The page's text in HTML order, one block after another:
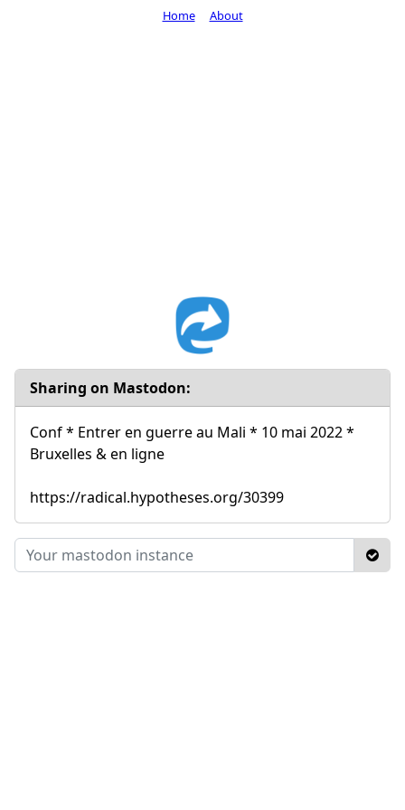
Sharing on Mastodon:
Conf * Entrer en guerre au Mali * 10 mai 2022 *
Bruxelles & en ligne
https://radical.hypotheses.org/30399
Home About